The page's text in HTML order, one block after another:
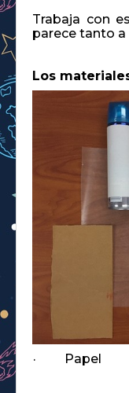
Trabaja con
parece tanto a
Los
· Papel